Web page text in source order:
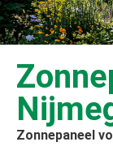
Zonnepaneel